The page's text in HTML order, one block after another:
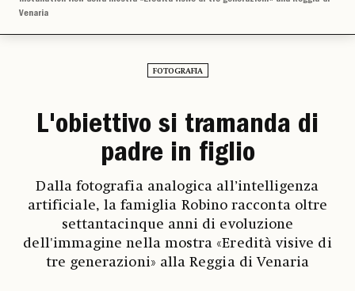
Venaria
FOTOGRAFIA
L'obiettivo si tramanda di
padre in figlio
Dalla fotografia analogica all’intelligenza
artificiale, la famiglia Robino racconta oltre
settantacinque anni di evoluzione
dell'immagine nella mostra «Eredità visive di
tre generazioni» alla Reggia di Venaria